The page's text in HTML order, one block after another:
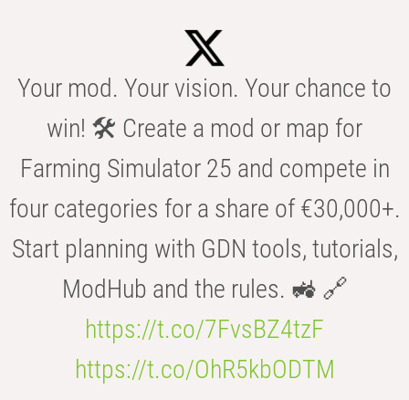
Your mod. Your vision. Your chance to
win! 🛠️ Create a mod or map for
Farming Simulator 25 and compete in
four categories for a share of €30,000+.
Start planning with GDN tools, tutorials,
ModHub and the rules. 🚜 🔗
https://t.co/7FvsBZ4tzF
https://t.co/OhR5kbODTM